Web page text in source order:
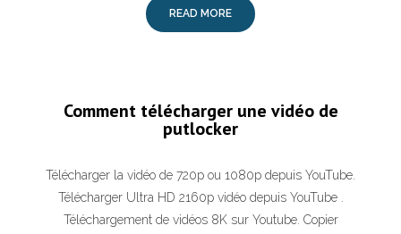
READ MORE
Comment télécharger une vidéo de
putlocker
Télécharger la vidéo de 720p ou 1080p depuis YouTube.
Télécharger Ultra HD 2160p vidéo depuis YouTube .
Téléchargement de vidéos 8K sur Youtube. Copier